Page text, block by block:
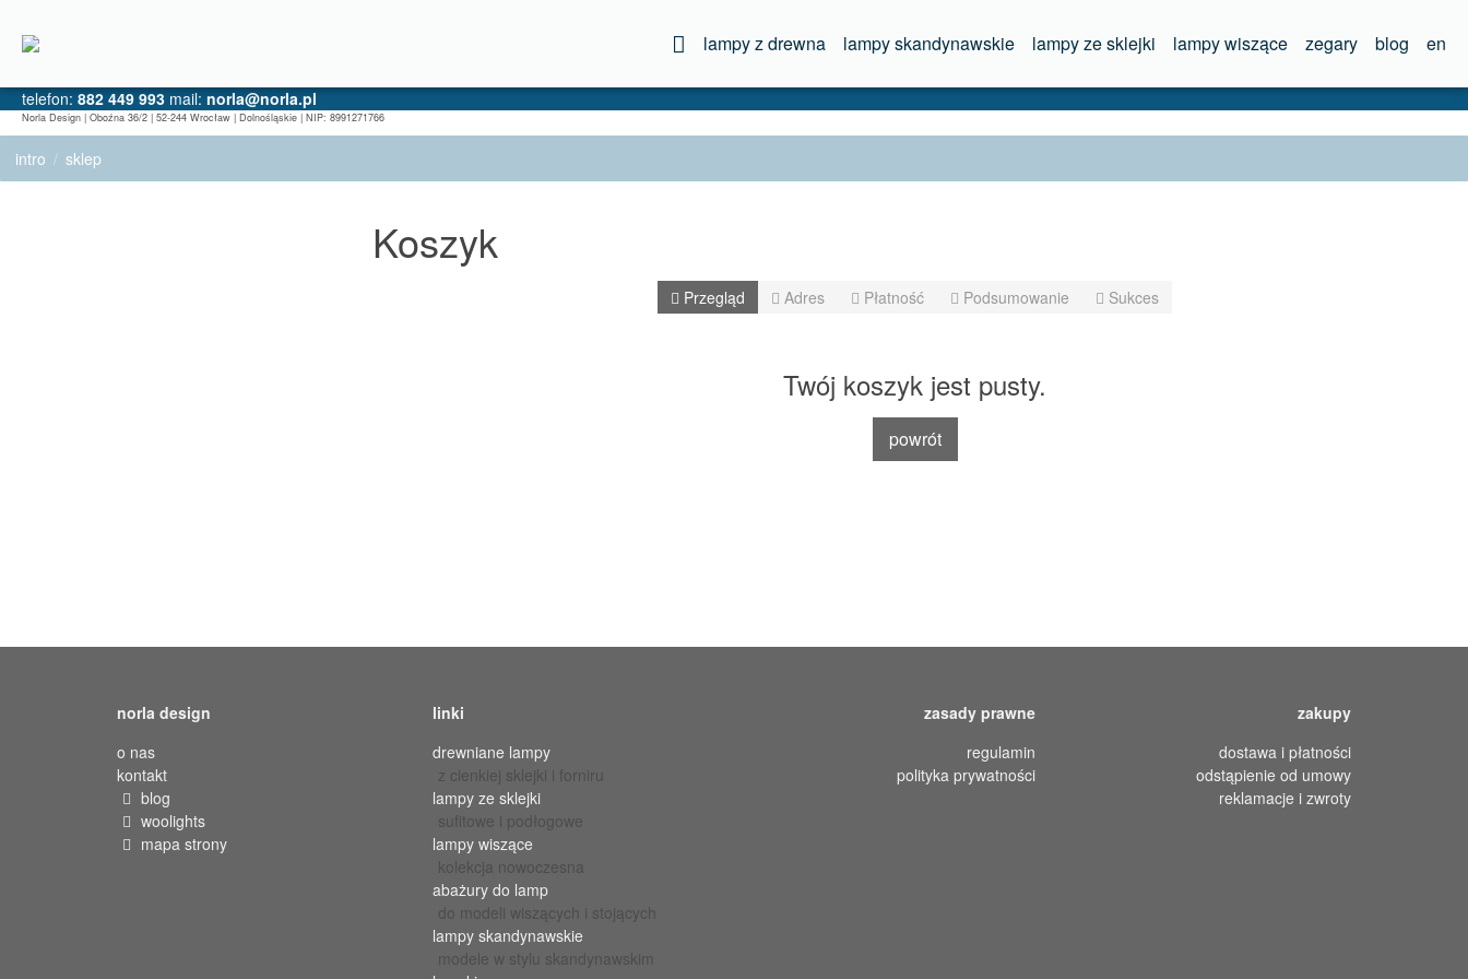
lampy z drewna lampy skandynawskie lampy ze sklejki lampy wiszące zegary blog en
telefon: 882 449 993 mail: norla@norla.pl
Norla Design | Oboźna 36/2 | 52-244 Wrocław | Dolnośląskie | NIP: 8991271766
intro sklep
Koszyk
Przegląd Adres Płatność Podsumowanie Sukces
Twój koszyk jest pusty.
powrót
norla design
o nas
kontakt
blog
woolights
mapa strony
linki
drewniane lampy
z cienkiej sklejki i forniru
lampy ze sklejki
sufitowe i podłogowe
lampy wiszące
kolekcja nowoczesna
abażury do lamp
do modeli wiszących i stojących
lampy skandynawskie
modele w stylu skandynawskim
zasady prawne
regulamin
polityka prywatności
zakupy
dostawa i płatności
odstąpienie od umowy
reklamacje i zwroty